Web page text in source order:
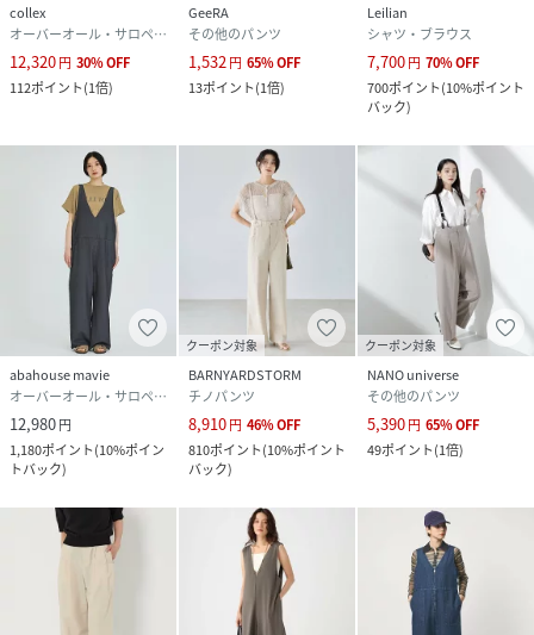
collex
オーバーオール・サロペット
12,320円 30%OFF
112ポイント(1倍)
GeeRA
その他のパンツ
1,532 円 65%OFF
13ポイント(1倍)
Leilian
シャツ・ブラウス
7,700円 70%OFF
700ポイント(10%ポイント
バック)
abahouse mavie
オーバーオール・サロペット
12,980円
1,180ポイント(10%ポイン
トバック)
クーポン対象
BARNYARDSTORM
チノパンツ
8,910円 46%OFF
810ポイント(10%ポイント
バック)
クーポン対象
NANO universe
その他のパンツ
5,390円 65%OFF
49ポイント(1倍)